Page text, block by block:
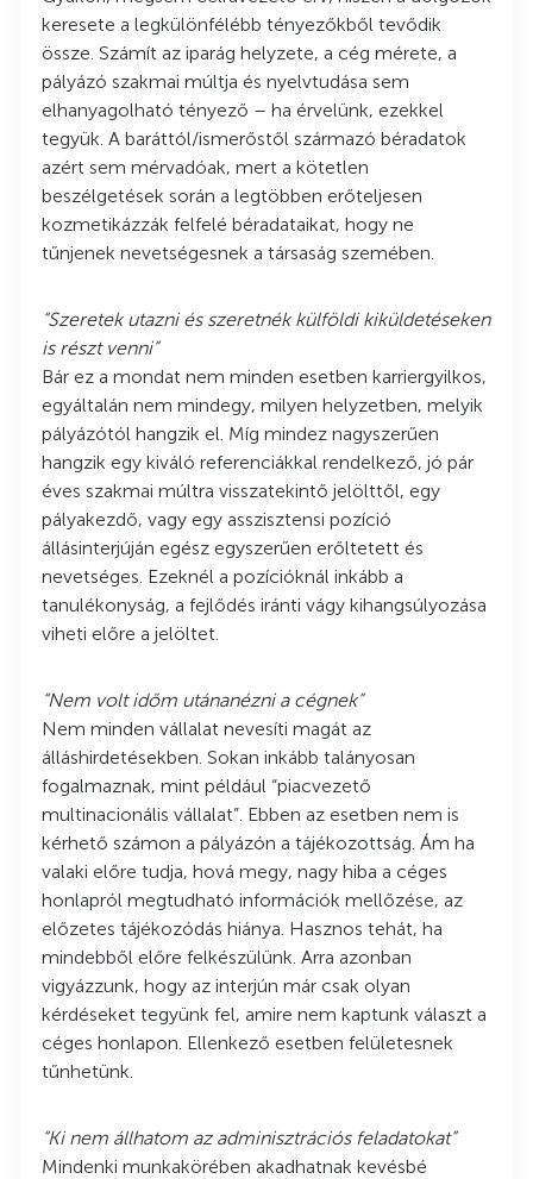
keresete a legkülönfélébb tényezőkből tevődik
össze. Számít az iparág helyzete, a cég mérete, a
pályázó szakmai múltja és nyelvtudása sem
elhanyagolható tényező – ha érvelünk, ezekkel
tegyük. A baráttól/ismerőstől származó béradatok
azért sem mérvadóak, mert a kötetlen
beszélgetések során a legtöbben erőteljesen
kozmetikázzák felfelé béradataikat, hogy ne
tűnjenek nevetségesnek a társaság szemében.
“Szeretek utazni és szeretnék külföldi kiküldetéseken
is részt venni”
Bár ez a mondat nem minden esetben karriergyilkos,
egyáltalán nem mindegy, milyen helyzetben, melyik
pályázótól hangzik el. Míg mindez nagyszerűen
hangzik egy kiváló referenciákkal rendelkező, jó pár
éves szakmai múltra visszatekintő jelölttől, egy
pályakezdő, vagy egy asszisztensi pozíció
állásinterjúján egész egyszerűen erőltetett és
nevetséges. Ezeknél a pozícióknál inkább a
tanulékonyság, a fejlődés iránti vágy kihangsúlyozása
viheti előre a jelöltet.
“Nem volt időm utánanézni a cégnek”
Nem minden vállalat nevesíti magát az
álláshirdetésekben. Sokan inkább talányosan
fogalmaznak, mint például “piacvezető
multinacionális vállalat”. Ebben az esetben nem is
kérhető számon a pályázón a tájékozottság. Ám ha
valaki előre tudja, hová megy, nagy hiba a céges
honlapról megtudható információk mellőzése, az
előzetes tájékozódás hiánya. Hasznos tehát, ha
mindebből előre felkészülünk. Arra azonban
vigyázzunk, hogy az interjún már csak olyan
kérdéseket tegyünk fel, amire nem kaptunk választ a
céges honlapon. Ellenkező esetben felületesnek
tűnhetünk.
“Ki nem állhatom az adminisztrációs feladatokat”
Mindenki munkakörében akadhatnak kevésbé